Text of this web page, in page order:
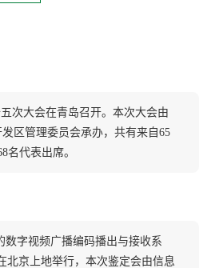
次大会在青岛召开。本次大会由
区管理委员会承办，共有来自65
名代表出席。
数字视频广播编码播出与接收系
北京上地举行，本次鉴定会由信息